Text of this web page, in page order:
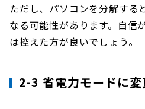
ただし、パソコンを分解する
なる可能性があります。自信
は控えた方が良いでしょう。
2-3 省電力モードに変